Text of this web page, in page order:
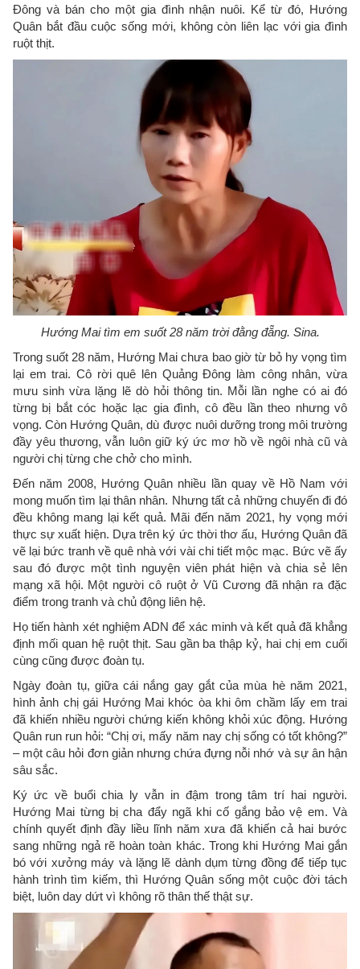
Đông và bán cho một gia đình nhận nuôi. Kể từ đó, Hướng
Quân bắt đầu cuộc sống mới, không còn liên lạc với gia đình
ruột thịt.
Hướng Mai tìm em suốt 28 năm trời đằng đẵng. Sina.
Trong suốt 28 năm, Hướng Mai chưa bao giờ từ bỏ hy vọng tìm
lại em trai. Cô rời quê lên Quảng Đông làm công nhân, vừa
mưu sinh vừa lặng lẽ dò hỏi thông tin. Mỗi lần nghe có ai đó
từng bị bắt cóc hoặc lạc gia đình, cô đều lần theo nhưng vô
vọng. Còn Hướng Quân, dù được nuôi dưỡng trong môi trường
đầy yêu thương, vẫn luôn giữ ký ức mơ hồ về ngôi nhà cũ và
người chị từng che chở cho mình.
Đến năm 2008, Hướng Quân nhiều lần quay về Hồ Nam với
mong muốn tìm lại thân nhân. Nhưng tất cả những chuyến đi đó
đều không mang lại kết quả. Mãi đến năm 2021, hy vọng mới
thực sự xuất hiện. Dựa trên ký ức thời thơ ấu, Hướng Quân đã
vẽ lại bức tranh về quê nhà với vài chi tiết mộc mạc. Bức vẽ ấy
sau đó được một tình nguyện viên phát hiện và chia sẻ lên
mạng xã hội. Một người cô ruột ở Vũ Cương đã nhận ra đặc
điểm trong tranh và chủ động liên hệ.
Họ tiến hành xét nghiệm ADN để xác minh và kết quả đã khẳng
định mối quan hệ ruột thịt. Sau gần ba thập kỷ, hai chị em cuối
cùng cũng được đoàn tụ.
Ngày đoàn tụ, giữa cái nắng gay gắt của mùa hè năm 2021,
hình ảnh chị gái Hướng Mai khóc òa khi ôm chầm lấy em trai
đã khiến nhiều người chứng kiến không khỏi xúc động. Hướng
Quân run run hỏi: “Chị ơi, mấy năm nay chị sống có tốt không?”
– một câu hỏi đơn giản nhưng chứa đựng nỗi nhớ và sự ân hận
sâu sắc.
Ký ức về buổi chia ly vẫn in đậm trong tâm trí hai người.
Hướng Mai từng bị cha đẩy ngã khi cố gắng bảo vệ em. Và
chính quyết định đầy liều lĩnh năm xưa đã khiến cả hai bước
sang những ngả rẽ hoàn toàn khác. Trong khi Hướng Mai gắn
bó với xưởng máy và lặng lẽ dành dụm từng đồng để tiếp tục
hành trình tìm kiếm, thì Hướng Quân sống một cuộc đời tách
biệt, luôn day dứt vì không rõ thân thế thật sự.